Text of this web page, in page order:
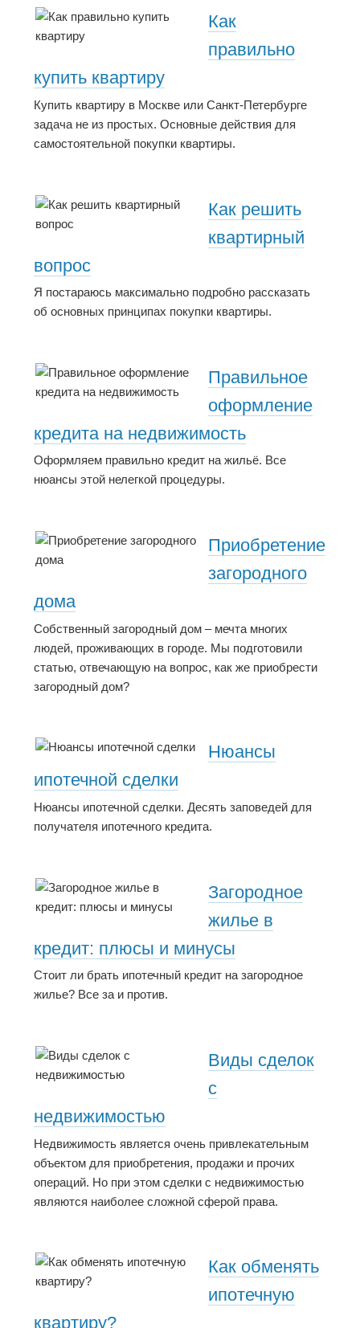
Как
правильно
купить квартиру
Купить квартиру в Москве или Санкт-Петербурге
задача не из простых. Основные действия для
самостоятельной покупки квартиры.
Как решить
квартирный
вопрос
Я постараюсь максимально подробно рассказать
об основных принципах покупки квартиры.
Правильное
оформление
кредита на недвижимость
Оформляем правильно кредит на жильё. Все
нюансы этой нелегкой процедуры.
Приобретение
загородного
дома
Собственный загородный дом – мечта многих
людей, проживающих в городе. Мы подготовили
статью, отвечающую на вопрос, как же приобрести
загородный дом?
Нюансы
ипотечной сделки
Нюансы ипотечной сделки. Десять заповедей для
получателя ипотечного кредита.
Загородное
жилье в
кредит: плюсы и минусы
Стоит ли брать ипотечный кредит на загородное
жилье? Все за и против.
Виды сделок
с
недвижимостью
Недвижимость является очень привлекательным
объектом для приобретения, продажи и прочих
операций. Но при этом сделки с недвижимостью
являются наиболее сложной сферой права.
Как обменять
ипотечную
квартиру?